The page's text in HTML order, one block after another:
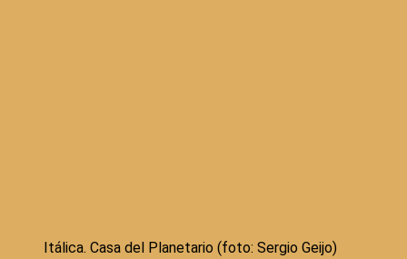
Itálica. Casa del Planetario (foto: Sergio Geijo)